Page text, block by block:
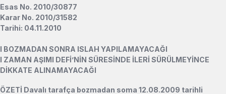
Esas No. 2010/30877
Karar No. 2010/31582
Tarihi: 04.11.2010
l BOZMADAN SONRA ISLAH YAPILAMAYACAĞI
l ZAMAN AŞIMI DEFİ’NİN SÜRESİNDE İLERİ SÜRÜLMEYİNCE
DİKKATE ALINAMAYACAĞI
ÖZETİ Davalı tarafça bozmadan soma 12.08.2009 tarihli